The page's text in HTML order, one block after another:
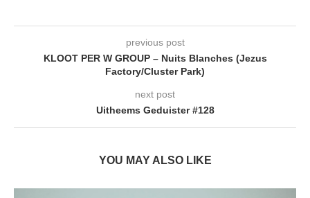
previous post
KLOOT PER W GROUP – Nuits Blanches (Jezus
Factory/Cluster Park)
next post
Uitheems Geduister #128
YOU MAY ALSO LIKE